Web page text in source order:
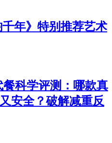
千年》特别推荐艺术
餐科学评测：哪款真
安全？破解减重反